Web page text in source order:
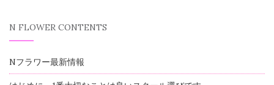
N FLOWER CONTENTS
Nフラワー最新情報